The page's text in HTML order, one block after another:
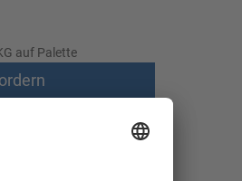
auf Palette
die Schweiz möglich